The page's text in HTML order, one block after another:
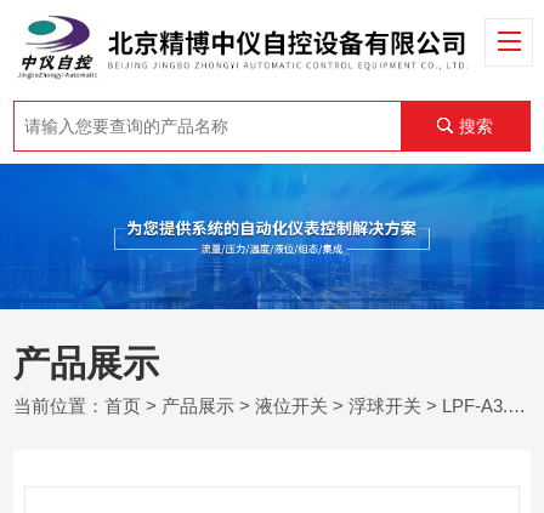
搜索
产品展示
当前位置：首页 > 产品展示 >液位开关 >浮球开关 > LPF-A3.15电缆浮球开关厂家批发